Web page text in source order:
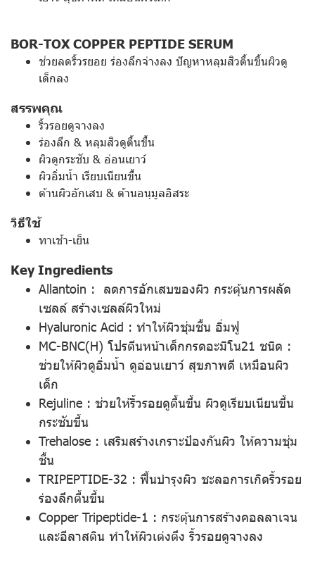
BOR-TOX COPPER PEPTIDE SERUM
ช่วยลดริ้วรยอย ร่องลึกจ่างลง ปัญหาหลุมสิวตื้นขื้นผิวดู
เด็กลง
สรรพคุณ
ริ้วรอยดูจางลง
ร่องลึก & หลุมสิวดูตื้นขึ้น
ผิวดูกระชับ & อ่อนเยาว์
ผิวอิ่มน้ำ เรียบเนียนขึ้น
ต้านผิวอักเสบ & ต้านอนุมูลอิสระ
วิธีใช้
ทาเช้า-เย็น
Key Ingredients
Allantoin : ลดการอักเสบของผิว กระตุ้นการผลัด
เซลล์ สร้างเซลล์ผิวใหม่
Hyaluronic Acid : ทำให้ผิวชุ่มชื้น อิ่มฟู
MC-BNC(H) โปรตีนหน้าเด็กกรดอะมิโน21 ชนิด :
ช่วยให้ผิวดูอิ่มน้ำ ดูอ่อนเยาว์ สุขภาพดี เหมือนผิว
เด็ก
Rejuline : ช่วยให้ริ้วรอยดูตื้นขึ้น ผิวดูเรียบเนียนขึ้น
กระชับขึ้น
Trehalose : เสริมสร้างเกราะป้องกันผิว ให้ความชุ่ม
ชื้น
TRIPEPTIDE-32 : ฟื้นบำรุงผิว ชะลอการเกิดริ้วรอย
ร่องลึกตื้นขึ้น
Copper Tripeptide-1 : กระตุ้นการสร้างคอลลาเจน
และอีลาสติน ทำให้ผิวเต่งตึง ริ้วรอยดูจางลง